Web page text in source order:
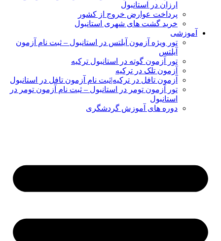
ارزان در استانبول
پرداخت عوارض خروج از کشور
خرید گشت های شهری استانبول
آموزشی
تور ویژه آزمون آیلتس در استانبول – ثبت نام آزمون
آیلتس
تور آزمون گوته در استانبول ترکیه
آزمون تلک در ترکیه
آزمون تافل در ترکیه|ثبت نام آزمون تافل در استانبول
تور آزمون تومر در استانبول – ثبت نام آزمون تومر در
استانبول
دوره های آموزش گردشگری